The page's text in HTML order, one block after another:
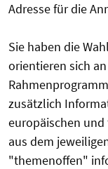
Adresse für die
Sie haben die
orientieren sich
zusätzlich
europäischen
aus dem
"themenoffen"